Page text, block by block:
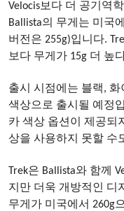
Velocis보다 더 공기역
Ballista의 무게는 미국
버전은 255g)입니다.
보다 무게가 15g 더 높
출시 시점에는 블랙, 화
색상으로 출시될 예정
카 색상 옵션이 제공되
상을 사용하지 못할 수
Trek은 Ballista와 함께
지만 더욱 개방적인 디
무게가 미국에서 260g